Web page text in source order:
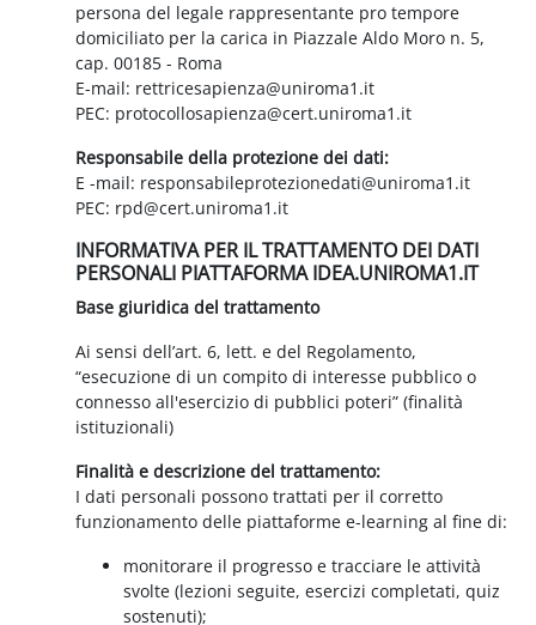
persona del legale rappresentante pro tempore
domiciliato per la carica in Piazzale Aldo Moro n. 5,
cap. 00185 - Roma
E-mail: rettricesapienza@uniroma1.it
PEC: protocollosapienza@cert.uniroma1.it
Responsabile della protezione dei dati:
E -mail: responsabileprotezionedati@uniroma1.it
PEC: rpd@cert.uniroma1.it
INFORMATIVA PER IL TRATTAMENTO DEI DATI
PERSONALI PIATTAFORMA IDEA.UNIROMA1.IT
Base giuridica del trattamento
Ai sensi dell’art. 6, lett. e del Regolamento,
“esecuzione di un compito di interesse pubblico o
connesso all'esercizio di pubblici poteri” (finalità
istituzionali)
Finalità e descrizione del trattamento:
I dati personali possono trattati per il corretto
funzionamento delle piattaforme e-learning al fine di:
monitorare il progresso e tracciare le attività
svolte (lezioni seguite, esercizi completati, quiz
sostenuti);